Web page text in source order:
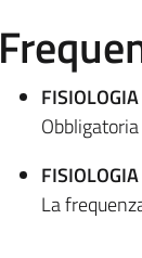
FISIOLOGIA
La